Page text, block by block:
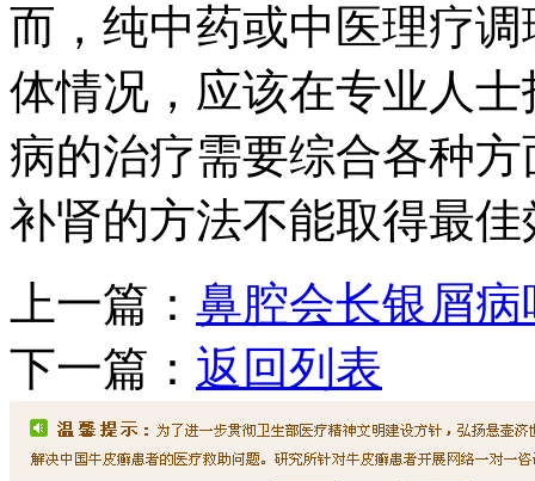
而，纯中药或中医理疗
体情况，应该在专业人
病的治疗需要综合各种
补肾的方法不能取得最佳
上一篇： 鼻腔会长银屑病
下一篇： 返回列表